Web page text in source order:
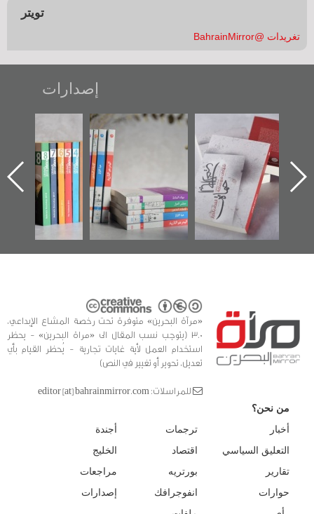
تويتر
تغريدات @BahrainMirror
إصدارات
تصنيف موضوعي
للوثائق البريطانية
يقدمه «مركز أوال»
في سلسلة من 5
كتب
"مرآة البحرين"
جديدة لمعتقل
عسكري تصدر
«مرآة البحرين»
«مرآة البحرين» متوفرة تحت رخصة المشاع الإبداعي،
3.0 (يتوجب نسب المقال الى «مراة البحرين» - يحظر
استخدام العمل لأية غايات تجارية - يُحظر القيام بأي
تعديل، تحوير أو تغيير في النص)
للمراسلات: editor [at] bahrainmirror.com
من نحن؟
أخبار
التعليق السياسي
تقارير
حوارات
ترجمات
اقتصاد
بورتريه
انفوجرافك
أجندة
الخليج
مراجعات
إصدارات